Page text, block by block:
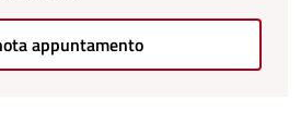
appuntamento